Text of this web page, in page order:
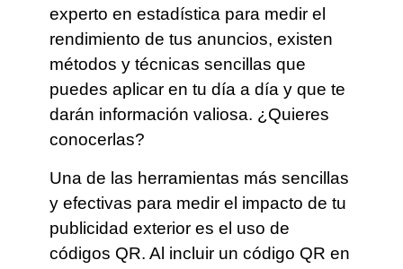
experto en estadística para medir el
rendimiento de tus anuncios, existen
métodos y técnicas sencillas que
puedes aplicar en tu día a día y que te
darán información valiosa. ¿Quieres
conocerlas?
Una de las herramientas más sencillas
y efectivas para medir el impacto de tu
publicidad exterior es el uso de
códigos QR. Al incluir un código QR en